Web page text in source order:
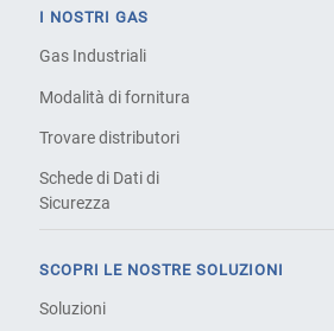
I NOSTRI GAS
Gas Industriali
Modalità di fornitura
Trovare distributori
Schede di Dati di
Sicurezza
SCOPRI LE NOSTRE SOLUZIONI
Soluzioni